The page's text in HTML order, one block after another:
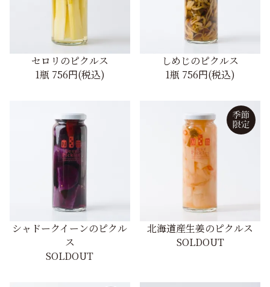
セロリのピクルス
1瓶 756円(税込)
しめじのピクルス
1瓶 756円(税込)
シャドークイーンのピクル
ス
SOLDOUT
北海道産生姜のピクルス
SOLDOUT